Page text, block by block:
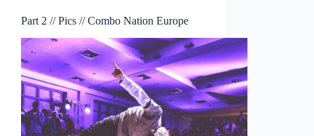
Part 2 // Pics // Combo Nation Europe